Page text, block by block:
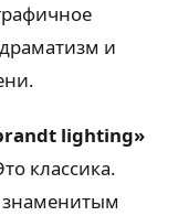
и
lighting»
классика.
знаменитым